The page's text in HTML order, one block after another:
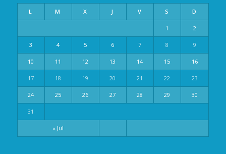
L M X J V S D
« Jul
1 2
3 4 5 6 7 8 9
10 11 12 13 14 15 16
17 18 19 20 21 22 23
24 25 26 27 28 29 30
31